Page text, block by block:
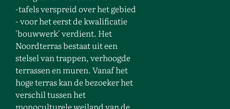
-tafels verspreid over het gebied
- voor het eerst de kwalificatie
'bouwwerk' verdient. Het
Noordterras bestaat uit een
stelsel van trappen, verhoogde
terrassen en muren. Vanaf het
hoge terras kan de bezoeker het
verschil tussen het
monoculturele weiland van de